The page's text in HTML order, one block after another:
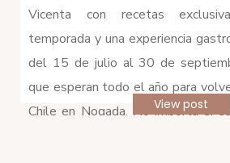
Vicenta con recetas
temporada y una experiencia
del 15 de julio al 30 de
que esperan todo el año para
Chile en Nogada. No importa si
View post